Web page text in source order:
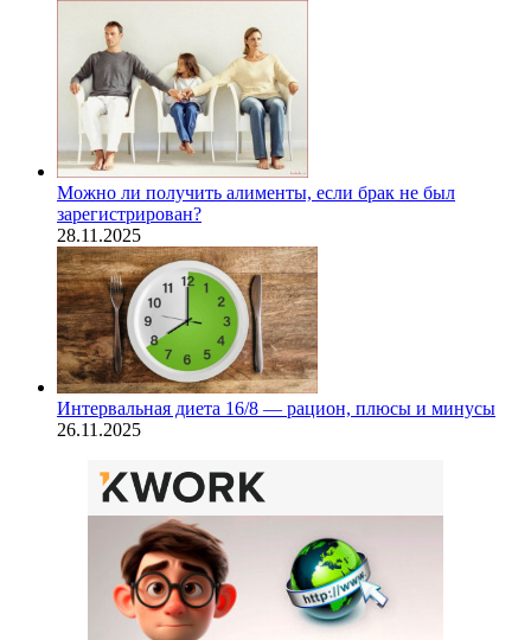
Можно ли получить алименты, если брак не был
зарегистрирован?
28.11.2025
Интервальная диета 16/8 — рацион, плюсы и минусы
26.11.2025